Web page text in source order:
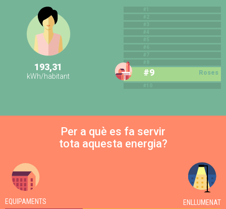
193,31
kWh/habitant #9 Roses
Per a què es fa servir
tota aquesta energia?
EQUIPAMENTS ENLLUMENAT